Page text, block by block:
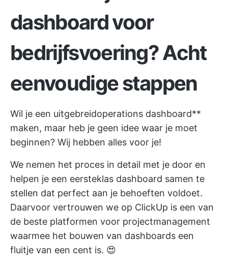
dashboard voor
bedrijfsvoering? Acht
eenvoudige stappen
Wil je een uitgebreidoperations dashboard**
maken, maar heb je geen idee waar je moet
beginnen? Wij hebben alles voor je!
We nemen het proces in detail met je door en
helpen je een eersteklas dashboard samen te
stellen dat perfect aan je behoeften voldoet.
Daarvoor vertrouwen we op ClickUp is een van
de beste platformen voor projectmanagement
waarmee het bouwen van dashboards een
fluitje van een cent is. 😍